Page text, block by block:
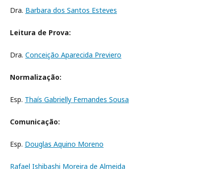
Dra. Barbara dos Santos Esteves
Leitura de Prova:
Dra. Conceição Aparecida Previero
Normalização:
Esp. Thaís Gabrielly Fernandes Sousa
Comunicação:
Esp. Douglas Aquino Moreno
Rafael Ishibashi Moreira de Almeida